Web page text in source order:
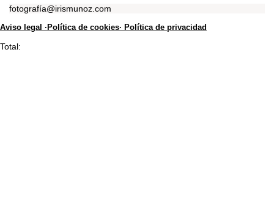
fotografía@irismunoz.com
Aviso legal · Política de cookies· Política de privacidad
Total: